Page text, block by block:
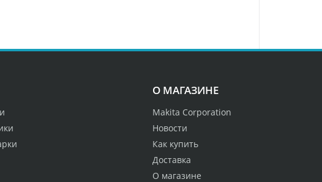
О МАГАЗИНЕ
Makita Corporation
Новости
Как купить
Доставка
О магазине